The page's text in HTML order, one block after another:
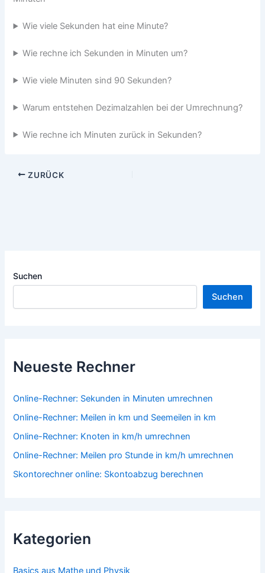
Wie viele Sekunden hat eine Minute?
Wie rechne ich Sekunden in Minuten um?
Wie viele Minuten sind 90 Sekunden?
Warum entstehen Dezimalzahlen bei der Umrechnung?
Wie rechne ich Minuten zurück in Sekunden?
ZURÜCK
Suchen
Suchen
Neueste Rechner
Online-Rechner: Sekunden in Minuten umrechnen
Online-Rechner: Meilen in km und Seemeilen in km
Online-Rechner: Knoten in km/h umrechnen
Online-Rechner: Meilen pro Stunde in km/h umrechnen
Skontorechner online: Skontoabzug berechnen
Kategorien
Basics aus Mathe und Physik